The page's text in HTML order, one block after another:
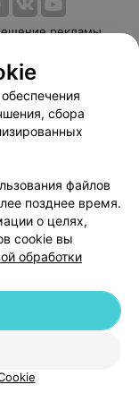
рекламы
оплаты
Республика Беларусь,
сбора
файлов
позднее время.
о целях,
cookie вы
обработки